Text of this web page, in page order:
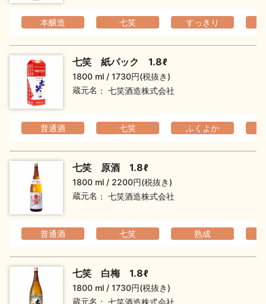
季節の商品 イベント情報
地酒蔵元会WEB展示会 地酒蔵元会利酒会
美味しい地酒の選び方
地酒蔵元会とは
お問い合わせ
本醸造 七笑 すっきり
七笑 紙パック 1.8ℓ
1800 ml
1730円(税抜き)
蔵元名
七笑酒造株式会社
普通酒 七笑 ふくよか
七笑 原酒 1.8ℓ
1800 ml
2200円(税抜き)
蔵元名
七笑酒造株式会社
普通酒 七笑 熟成
七笑 白梅 1.8ℓ
1800 ml
1730円(税抜き)
蔵元名
七笑酒造株式会社